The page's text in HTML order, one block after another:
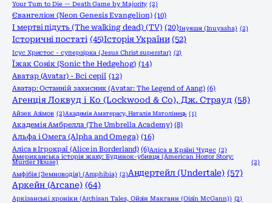
Your Turn to Die — Death Game by Majority (2)
Євангеліон (Neon Genesis Evangelion) (10)
І мертві підуть (The walking dead) (TV) (20)Інуяшя (Inuyasha) (2)
Історичні постаті (45)Історія України (52)
Ісус Христос - суперзірка (Jesus Christ superstar) (2)
Їжак Сонік (Sonic the Hedgehog) (14)
Аватар (Avatar) - Всі серії (12)
Аватар: Останній захисник (Avatar: The Legend of Aang) (6)
Агенція Локвуд і Кo (Lockwood & Co), Дж. Страуд (58)
Айзек Азімов (2)Академія Аматерасу, Наталія Матолінець (1)
Академія Амбрелла (The Umbrella Academy) (8)
Альфа і Омега (Alpha and Omega) (16)
Аліса в Ігрокраї (Alice in Borderland) (6)Аліса в Країні Чудес (2)
Американська історія жаху: Будинок-убивця (American Horror Story:
Murder House)
(2)
Амфібія (Земноводія) (Amphibia) (2)Андертейл (Undertale) (57)
Аркейн (Arcane) (64)
Аркізанські хроніки (Archisan Tales, Ойзін Макганн (Oisín McGann)) (2)